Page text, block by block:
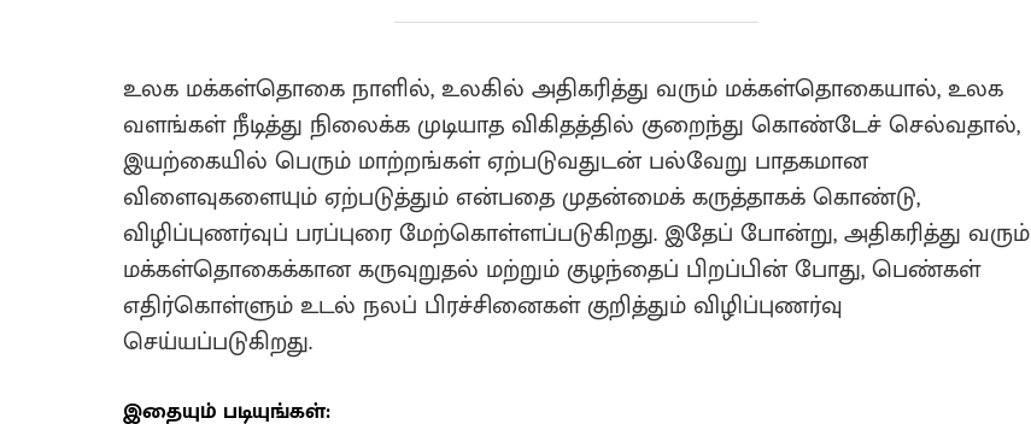
உலக மக்கள்தொகை நாளில், உலகில் அதிகரித்து வரும் மக்கள்தொகையால், உலக
வளங்கள் நீடித்து நிலைக்க முடியாத விகிதத்தில் குறைந்து கொண்டேச் செல்வதால்,
இயற்கையில் பெரும் மாற்றங்கள் ஏற்படுவதுடன் பல்வேறு பாதகமான
விளைவுகளையும் ஏற்படுத்தும் என்பதை முதன்மைக் கருத்தாகக் கொண்டு,
விழிப்புணர்வுப் பரப்புரை மேற்கொள்ளப்படுகிறது. இதேப் போன்று, அதிகரித்து வரும்
மக்கள்தொகைக்கான கருவுறுதல் மற்றும் குழந்தைப் பிறப்பின் போது, பெண்கள்
எதிர்கொள்ளும் உடல் நலப் பிரச்சினைகள் குறித்தும் விழிப்புணர்வு
செய்யப்படுகிறது.
இதையும் படியுங்கள்: